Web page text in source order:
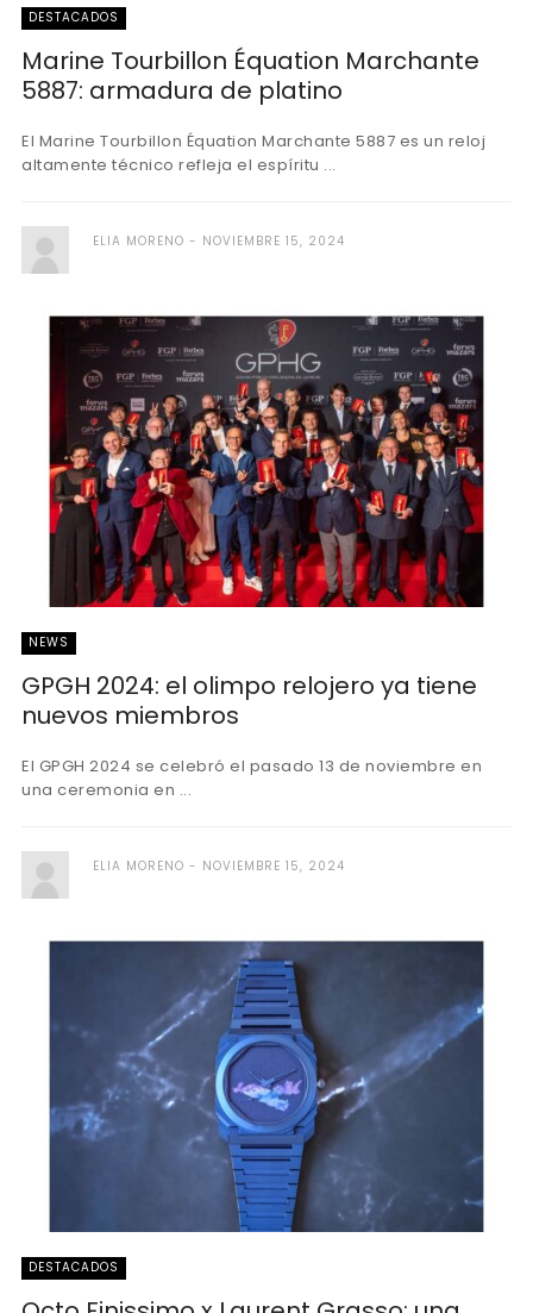
DESTACADOS
Marine Tourbillon Équation Marchante
5887: armadura de platino
El Marine Tourbillon Équation Marchante 5887 es un reloj
altamente técnico refleja el espíritu ...
ELIA MORENO NOVIEMBRE 15, 2024
NEWS
GPGH 2024: el olimpo relojero ya tiene
nuevos miembros
El GPGH 2024 se celebró el pasado 13 de noviembre en
una ceremonia en ...
ELIA MORENO NOVIEMBRE 15, 2024
DESTACADOS